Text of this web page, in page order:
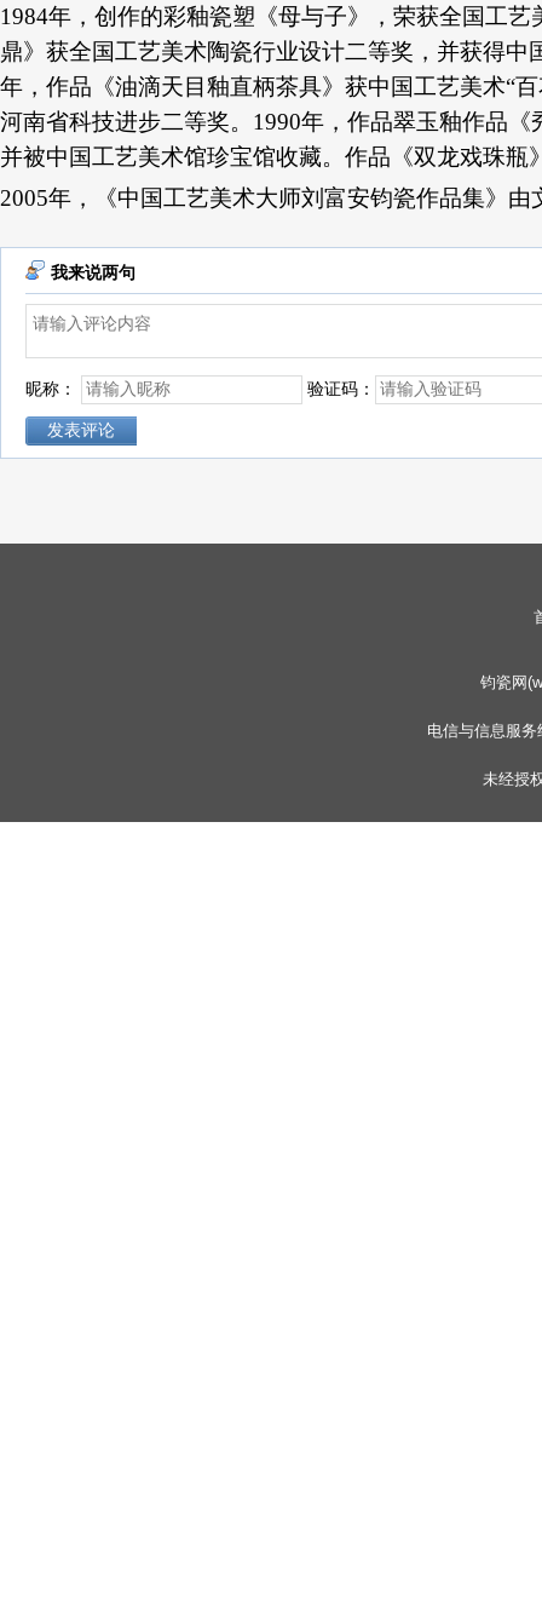
1984年，创作的彩釉瓷塑《母与子》，荣获全国工
鼎》获全国工艺美术陶瓷行业设计二等奖，并获得中
年，作品《油滴天目釉直柄茶具》获中国工艺美术“
河南省科技进步二等奖。1990年，作品翠玉釉作品
并被中国工艺美术馆珍宝馆收藏。作品《双龙戏珠瓶
2005年，《中国工艺美术大师刘富安钧瓷作品集》由
我来说两句
昵称： 验证码：
钧瓷网
电信与信息服
未经授